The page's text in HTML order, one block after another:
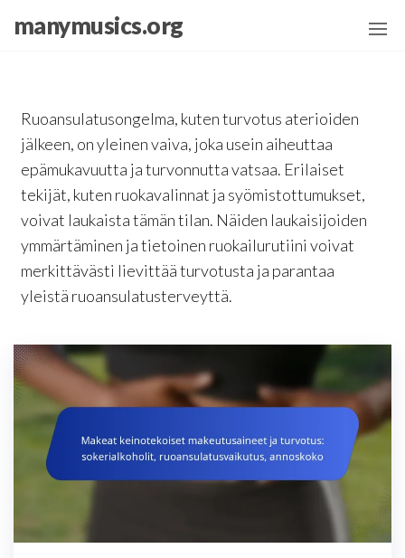
manymusics.org
Ruoansulatusongelma, kuten turvotus aterioiden
jälkeen, on yleinen vaiva, joka usein aiheuttaa
epämukavuutta ja turvonnutta vatsaa. Erilaiset
tekijät, kuten ruokavalinnat ja syömistottumukset,
voivat laukaista tämän tilan. Näiden laukaisijoiden
ymmärtäminen ja tietoinen ruokailurutiini voivat
merkittävästi lievittää turvotusta ja parantaa
yleistä ruoansulatusterveyttä.